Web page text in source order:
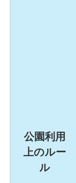
公園利用
上のルー
ル